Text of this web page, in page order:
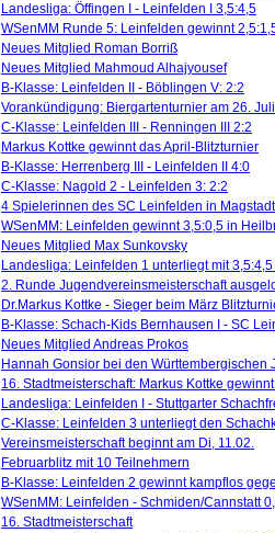
Landesliga: Öffingen I - Leinfelden I 3,5:4,5
WSenMM Runde 5: Leinfelden gewinnt
Neues Mitglied Roman Borriß
Neues Mitglied Mahmoud Alhajyousef
B-Klasse: Leinfelden II - Böblingen V: 2:2
Vorankündigung: Biergartenturnier am 26. Juli
C-Klasse: Leinfelden III - Renningen III 2:2
Markus Kottke gewinnt das April-Blitzturnier
B-Klasse: Herrenberg III - Leinfelden II 4:0
C-Klasse: Nagold 2 - Leinfelden 3: 2:2
4 Spielerinnen des SC Leinfelden in Magstadt
WSenMM: Leinfelden gewinnt 3,5:0,5 in
Neues Mitglied Max Sunkovsky
Landesliga: Leinfelden 1 unterliegt mit
2. Runde Jugendvereinsmeisterschaft
Dr.Markus Kottke - Sieger beim März
B-Klasse: Schach-Kids Bernhausen I - SC
Neues Mitglied Andreas Prokos
Hannah Gonsior bei den Württembergischen
16. Stadtmeisterschaft: Markus Kottke
Landesliga: Leinfelden I - Stuttgarter
C-Klasse: Leinfelden 3 unterliegt den
Vereinsmeisterschaft beginnt am Di, 11.02.
Februarblitz mit 10 Teilnehmern
B-Klasse: Leinfelden 2 gewinnt kampflos
WSenMM: Leinfelden - Schmiden/Cannstatt
16. Stadtmeisterschaft